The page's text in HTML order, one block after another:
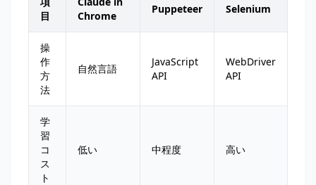
目
Chrome
Puppeteer Selenium
操
作
方
法
自然言語
JavaScript
API
WebDriver
API
学
習
コ
ス
ト
低い 中程度 高い